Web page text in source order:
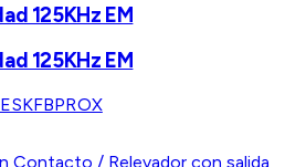
125KHz EM
125KHz EM